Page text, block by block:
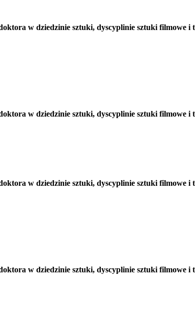
w dziedzinie sztuki, dyscyplinie sztuki filmowe i
w dziedzinie sztuki, dyscyplinie sztuki filmowe
w dziedzinie sztuki, dyscyplinie sztuki
w dziedzinie sztuki, dyscyplinie sztuki filmowe